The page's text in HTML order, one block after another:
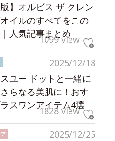
版】オルビス ザ クレン
イルのすべてをこの
人気記事まとめ
1099 view
2025/12/18
ユー ドットと一緒に
らなる美肌に！おす
スワンアイテム4選
1828 view
2025/12/25
ア